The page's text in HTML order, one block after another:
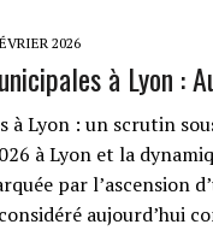
2026
à Lyon :
à Lyon : un scrutin
à Lyon et la
par l’ascension
aujourd’hui